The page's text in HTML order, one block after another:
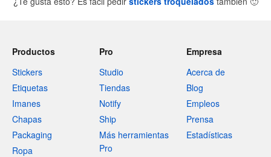
Productos
Stickers
Etiquetas
Imanes
Chapas
Packaging
Ropa
Pro
Studio
Tiendas
Notify
Ship
Más herramientas
Pro
Empresa
Acerca de
Blog
Empleos
Prensa
Estadísticas